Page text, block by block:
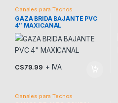
Canales para Techos
GAZA BRIDA BAJANTE PVC
4″ MAXICANAL
C$79.99 + IVA
Canales para Techos